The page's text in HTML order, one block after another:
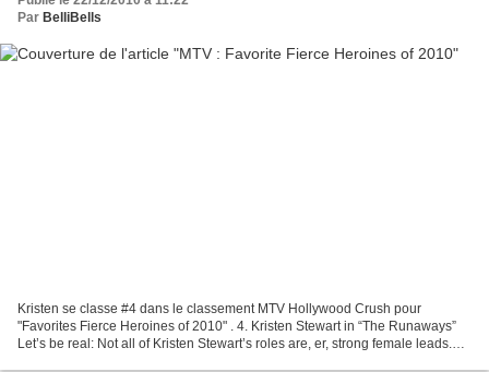
Par BelliBells
Kristen se classe #4 dans le classement MTV Hollywood Crush pour
"Favorites Fierce Heroines of 2010" . 4. Kristen Stewart in “The Runaways”
Let’s be real: Not all of Kristen Stewart’s roles are, er, strong female leads.